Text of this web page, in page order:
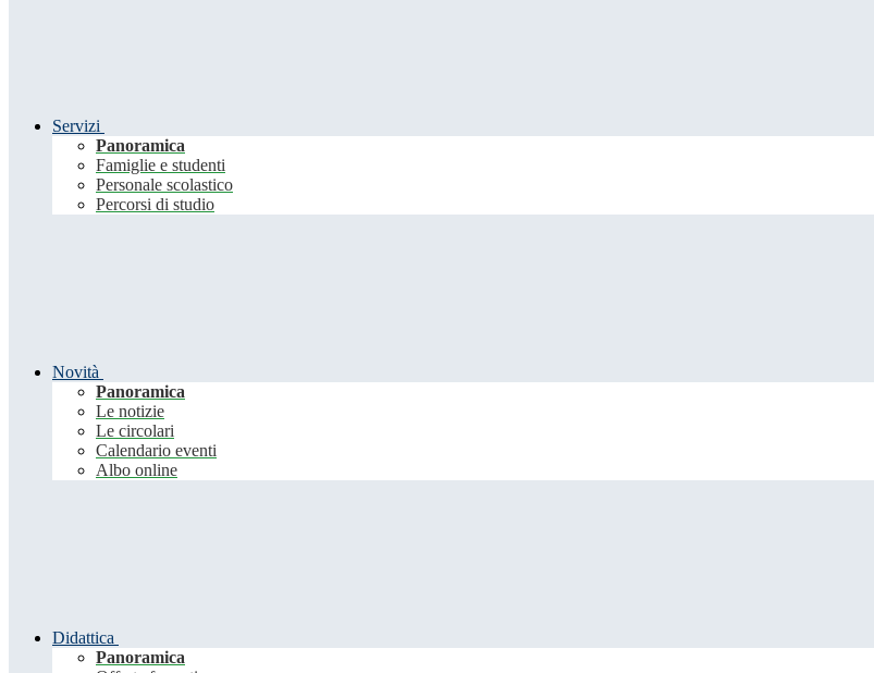
Servizi
Panoramica
Famiglie e studenti
Personale scolastico
Percorsi di studio
Novità
Panoramica
Le notizie
Le circolari
Calendario eventi
Albo online
Didattica
Panoramica